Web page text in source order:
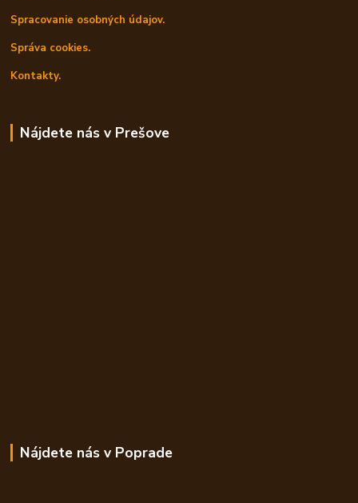
Spracovanie osobných údajov.
Správa cookies.
Kontakty.
Nájdete nás v Prešove
Nájdete nás v Poprade